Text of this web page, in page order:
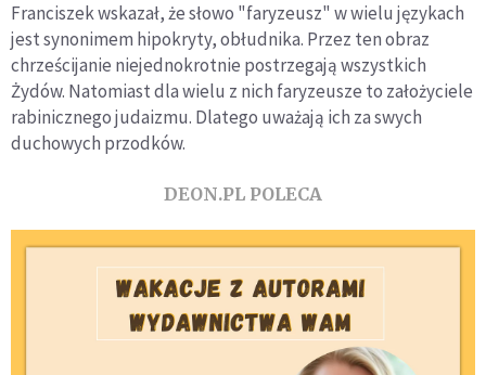
Franciszek wskazał, że słowo "faryzeusz" w wielu językach
jest synonimem hipokryty, obłudnika. Przez ten obraz
chrześcijanie niejednokrotnie postrzegają wszystkich
Żydów. Natomiast dla wielu z nich faryzeusze to założyciele
rabinicznego judaizmu. Dlatego uważają ich za swych
duchowych przodków.
DEON.PL POLECA